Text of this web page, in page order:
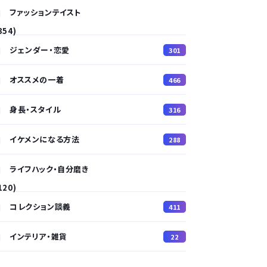
ファッションテイスト
ジェンダー・恋愛
301
オススメの一着 466
身長・スタイル 316
イケメンになる方法 288
ライフハック・自分磨き
コレクション談義
411
インテリア・雑貨 22